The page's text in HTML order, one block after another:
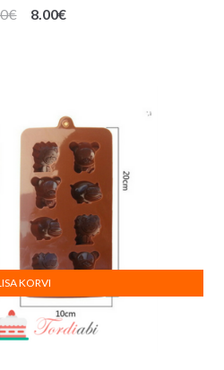
€
Algne
8.00€Praegune
KORVI